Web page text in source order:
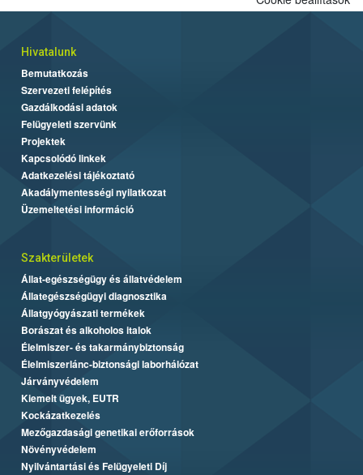
Hivatalunk
Bemutatkozás
Szervezeti felépítés
Gazdálkodási adatok
Felügyeleti szervünk
Projektek
Kapcsolódó linkek
Adatkezelési tájékoztató
Akadálymentességi nyilatkozat
Üzemeltetési információ
Szakterületek
Állat-egészségügy és állatvédelem
Állategészségügyi diagnosztika
Állatgyógyászati termékek
Borászat és alkoholos italok
Élelmiszer- és takarmánybiztonság
Élelmiszerlánc-biztonsági laborhálózat
Járványvédelem
Kiemelt ügyek, EUTR
Kockázatkezelés
Mezőgazdasági genetikai erőforrások
Növényvédelem
Nyilvántartási és Felügyeleti Díj